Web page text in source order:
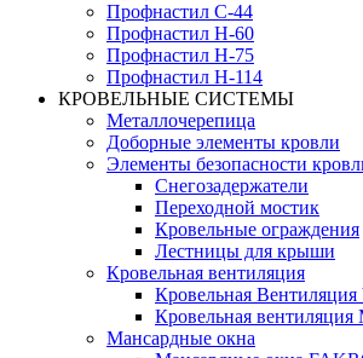
Профнастил С-44
Профнастил Н-60
Профнастил Н-75
Профнастил Н-114
КРОВЕЛЬНЫЕ СИСТЕМЫ
Металлочерепица
Доборные элементы кровли
Элементы безопасности
Снегозадержатели
Переходной мостик
Кровельные ограждения
Лестницы для крыши
Кровельная вентиляция
Кровельная
Кровельная
Мансардные окна